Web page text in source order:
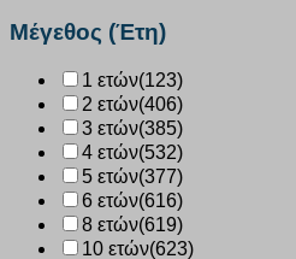
Μέγεθος (Έτη)
1 ετών(123)
2 ετών(406)
3 ετών(385)
4 ετών(532)
5 ετών(377)
6 ετών(616)
8 ετών(619)
10 ετών(623)